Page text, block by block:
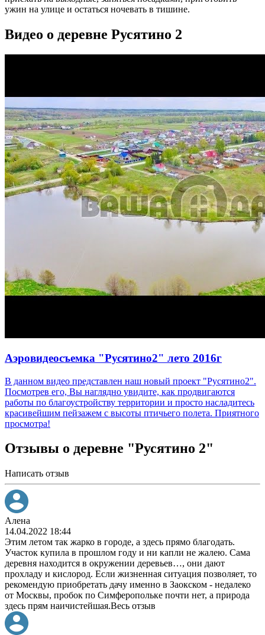
ужин на улице и остаться ночевать в тишине.
Видео о деревне Русятино 2
Аэровидеосъемка "Русятино2" лето 2016г
В данном видео представлен наш новый проект "Русятино2".
Посмотрев его, Вы наглядно увидите, как продвигаются
работы по благоустройству территории и просто насладитесь
красивейшим пейзажем с высоты птичьего полета. Приятного
просмотра!
Отзывы о деревне "Русятино 2"
Написать отзыв
Алена
14.04.2022 18:44
Этим летом так жарко в городе, а здесь прямо благодать.
Участок купила в прошлом году и ни капли не жалею. Сама
деревня находится в окружении деревьев…, они дают
прохладу и кислород. Если жизненная ситуация позволяет, то
рекомендую приобретать дачу именно в Заокском - недалеко
от Москвы, пробок по Симферопольке почти нет, а природа
здесь прям наичистейшая.Весь отзыв